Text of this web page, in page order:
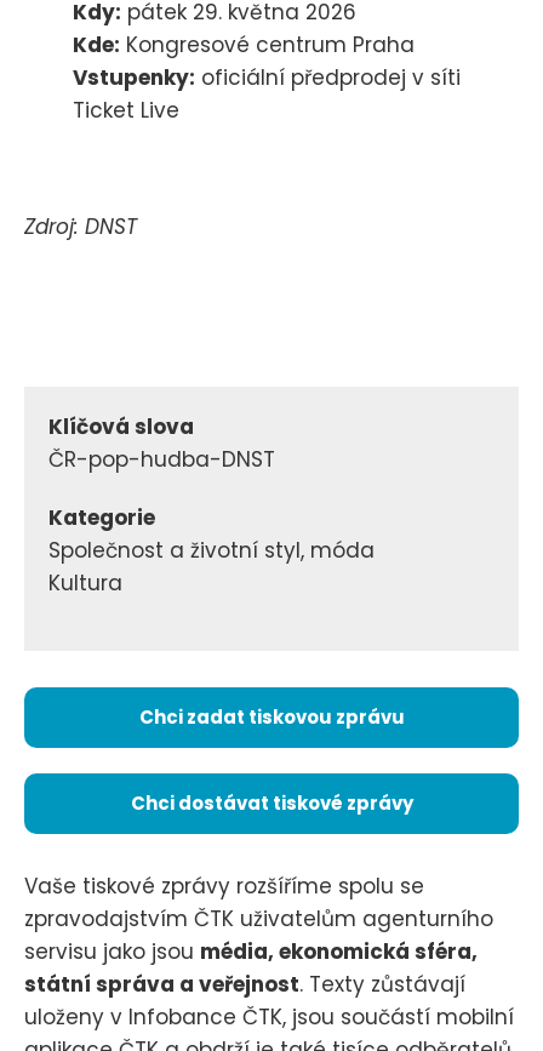
Kdy: pátek 29. května 2026
Kde: Kongresové centrum Praha
Vstupenky: oficiální předprodej v síti
Ticket Live
Zdroj: DNST
Klíčová slova
ČR-pop-hudba-DNST
Kategorie
Společnost a životní styl, móda
Kultura
Chci zadat tiskovou zprávu
Chci dostávat tiskové zprávy
Vaše tiskové zprávy rozšíříme spolu se
zpravodajstvím ČTK uživatelům agenturního
servisu jako jsou média, ekonomická sféra,
státní správa a veřejnost. Texty zůstávají
uloženy v Infobance ČTK, jsou součástí mobilní